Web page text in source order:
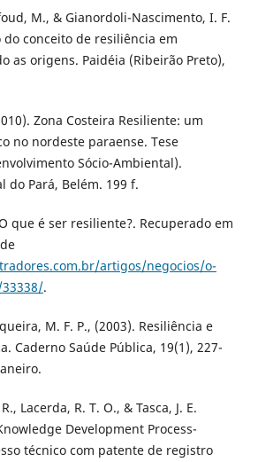
M., & Gianordoli-Nascimento, I. F.
do conceito de resiliência em
as origens. Paidéia (Ribeirão Preto),
Zona Costeira Resiliente: um
no nordeste paraense. Tese
Sócio-Ambiental).
do Pará, Belém. 199 f.
que é ser resiliente?. Recuperado em
artigos/negocios/o-
.
M. F. P., (2003). Resiliência e
Caderno Saúde Pública, 19(1), 227-
Lacerda, R. T. O., & Tasca, J. E.
Development Process-
técnico com patente de registro